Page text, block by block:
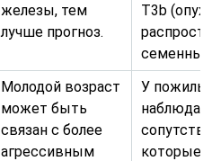
железы, тем
лучше прогноз.
T3b
Молодой возраст
может быть
связан с более
агрессивным
У
которые